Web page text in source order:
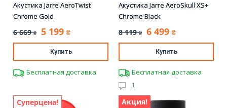
Акустика Jarre AeroTwist
Chrome Gold
6 669 ₴ 5 199 ₴
Купить
Бесплатная доставка
Акустика Jarre AeroSkull XS+
Chrome Black
8 119 ₴ 6 499 ₴
Купить
Бесплатная доставка
1
Суперцена! Акция!